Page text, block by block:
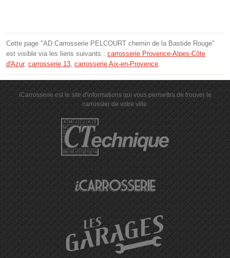
Cette page "AD Carrosserie PELCOURT chemin de la Bastide Rouge"
est visible via les liens suivants : carrosserie Provence-Alpes-Côte
d'Azur, carrosserie 13 carrosserie Aix-en-Provence
iCarrosserie est le site d'informations qui vous permettra de trouver le
carrossier de votre ville.